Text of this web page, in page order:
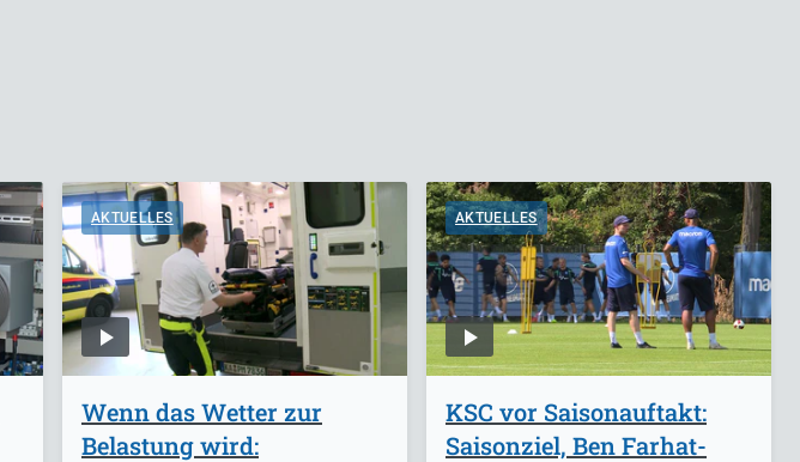
AKTUELLES
Wenn das Wetter zur
Belastung wird:
AKTUELLES
KSC vor Saisonauftakt:
Saisonziel, Ben Farhat-